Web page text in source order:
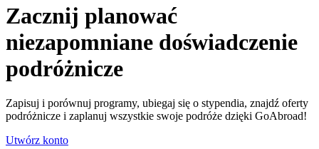
Zacznij planować
niezapomniane doświadczenie
podróżnicze
Zapisuj i porównuj programy, ubiegaj się o stypendia, znajdź oferty
podróżnicze i zaplanuj wszystkie swoje podróże dzięki GoAbroad!
Utwórz konto